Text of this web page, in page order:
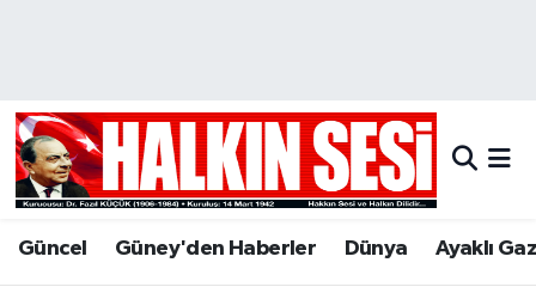
Güncel Güney'den Haberler Dünya Ayaklı
Hava Durumu
Trafik Durumu